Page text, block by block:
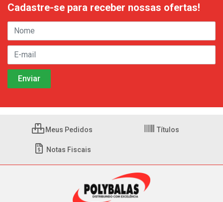
Cadastre-se para receber nossas ofertas!
Meus Pedidos Títulos
Notas Fiscais